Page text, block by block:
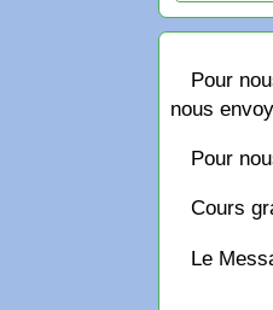
Pour
nous
Pour
Cours